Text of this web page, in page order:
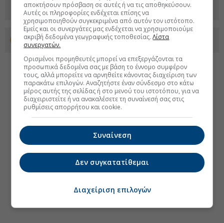
Προσθέστε το euro2day.gr στο Discover
αποκτήσουν πρόσβαση σε αυτές ή να τις αποθηκεύσουν.
Αυτές οι πληροφορίες ενδέχεται επίσης να
χρησιμοποιηθούν συγκεκριμένα από αυτόν τον ιστότοπο.
Εμείς και οι συνεργάτες μας ενδέχεται να χρησιμοποιούμε
ακριβή δεδομένα γεωγραφικής τοποθεσίας.Λίστα
συνεργατών.
Ορισμένοι προμηθευτές μπορεί να επεξεργάζονται τα
προσωπικά δεδομένα σας με βάση το έννομο συμφέρον
τους, αλλά μπορείτε να αρνηθείτε κάνοντας διαχείριση των
παρακάτω επιλογών. Αναζητήστε έναν σύνδεσμο στο κάτω
μέρος αυτής της σελίδας ή στο μενού του ιστοτόπου, για να
διαχειριστείτε ή να ανακαλέσετε τη συναίνεσή σας στις
ρυθμίσεις απορρήτου και cookie.
Συναίνεση
Δεν συγκατατίθεμαι
Διαχείριση επιλογών